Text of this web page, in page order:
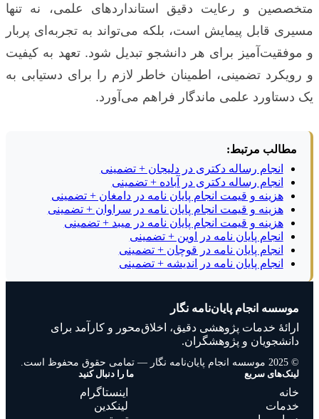
متخصصین و رعایت دقیق استانداردهای علمی، نه تنها
مسیری قابل پیمایش است، بلکه می‌تواند به تجربه‌ای پربار
و موفقیت‌آمیز برای هر دانشجو تبدیل شود. تعهد به کیفیت
و رویکرد تضمینی، اطمینان خاطر لازم را برای دستیابی به
یک دستاورد علمی ماندگار فراهم می‌آورد.
مطالب مرتبط:
انجام رساله دکتری در دلیجان + تضمینی
انجام رساله دکتری در آباده + تضمینی
هزینه و قیمت انجام پایان نامه در دامغان + تضمینی
هزینه و قیمت انجام پایان نامه در سراوان + تضمینی
هزینه و قیمت انجام پایان نامه در میبد + تضمینی
انجام پایان نامه در اوین + تضمینی
انجام پایان نامه در قوچان + تضمینی
انجام پایان نامه در اندیشه + تضمینی
موسسه انجام پایان‌نامه نگار
ارائهٔ خدمات پژوهشی دقیق، اخلاق‌محور و کارآمد برای
دانشجویان و پژوهشگران.
© 2025 موسسه انجام پایان‌نامه نگار — تمامی حقوق محفوظ است.
لینک‌های سریع
خانه
خدمات
ما را دنبال کنید
اینستاگرام
لینکدین